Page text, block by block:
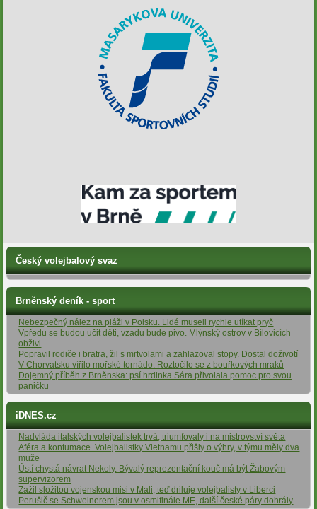
Český volejbalový svaz
Brněnský deník - sport
Nebezpečný nález na pláži v Polsku. Lidé museli rychle utíkat pryč
Vpředu se budou učit děti, vzadu bude pivo. Mlýnský ostrov v Bílovicích
obživl
Popravil rodiče i bratra, žil s mrtvolami a zahlazoval stopy. Dostal doživotí
V Chorvatsku vířilo mořské tornádo. Roztočilo se z bouřkových mraků
Dojemný příběh z Brněnska: psí hrdinka Sára přivolala pomoc pro svou
paničku
iDNES.cz
Nadvláda italských volejbalistek trvá, triumfovaly i na mistrovství světa
Aféra a kontumace. Volejbalistky Vietnamu přišly o výhry, v týmu měly dva
muže
Ústí chystá návrat Nekoly. Bývalý reprezentační kouč má být Žabovým
supervizorem
Zažil složitou vojenskou misi v Mali, teď driluje volejbalisty v Liberci
Perušič se Schweinerem jsou v osmifinále ME, další české páry dohrály